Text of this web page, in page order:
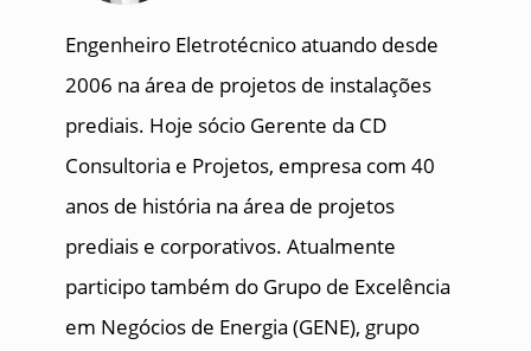
Engenheiro Eletrotécnico atuando desde
2006 na área de projetos de instalações
prediais. Hoje sócio Gerente da CD
Consultoria e Projetos, empresa com 40
anos de história na área de projetos
prediais e corporativos. Atualmente
participo também do Grupo de Excelência
em Negócios de Energia (GENE), grupo